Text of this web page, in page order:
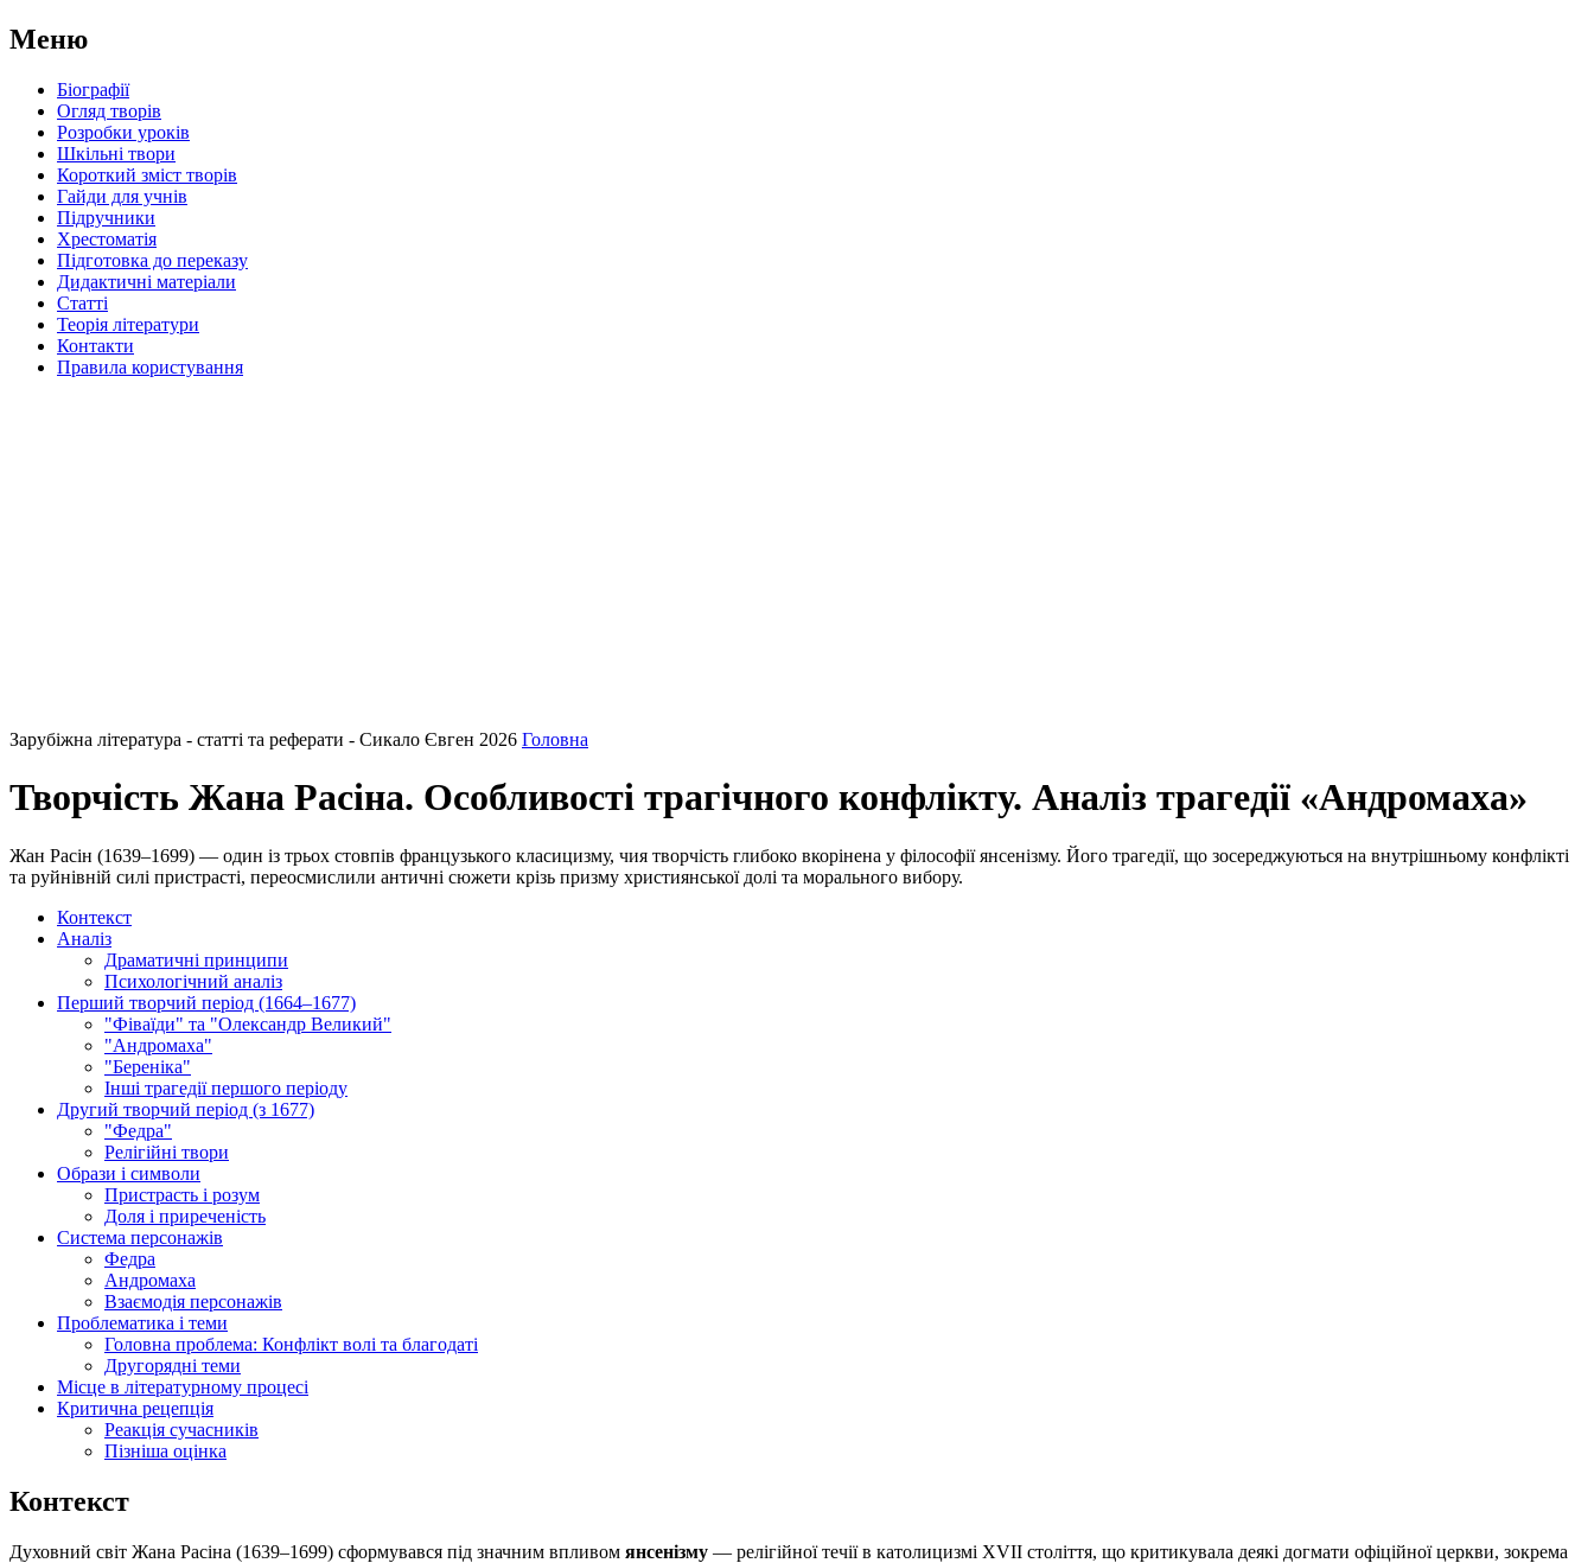
Меню
Біографії
Огляд творів
Розробки уроків
Шкільні твори
Короткий зміст творів
Гайди для учнів
Підручники
Хрестоматія
Підготовка до переказу
Дидактичні матеріали
Статті
Теорія літератури
Контакти
Правила користування
Зарубіжна література - статті та реферати - Сикало Євген 2026 Головна
Творчість Жана Расіна. Особливості трагічного конфлікту. Аналіз трагедії «Андромаха»
Жан Расін (1639–1699) — один із трьох стовпів французького класицизму, чия творчість глибоко вкорінена у філософії янсенізму. Його трагедії, що зосереджуються на внутрішньому конфлікті
та руйнівній силі пристрасті, переосмислили античні сюжети крізь призму християнської долі та морального вибору.
Контекст
Аналіз
Драматичні принципи
Психологічний аналіз
Перший творчий період (1664–1677)
"Фіваїди" та "Олександр Великий"
"Андромаха"
"Береніка"
Інші трагедії першого періоду
Другий творчий період (з 1677)
"Федра"
Релігійні твори
Образи і символи
Пристрасть і розум
Доля і приреченість
Система персонажів
Федра
Андромаха
Взаємодія персонажів
Проблематика і теми
Головна проблема: Конфлікт волі та благодаті
Другорядні теми
Місце в літературному процесі
Критична рецепція
Реакція сучасників
Пізніша оцінка
Контекст
Духовний світ Жана Расіна (1639–1699) сформувався під значним впливом янсенізму — релігійної течії в католицизмі XVII століття, що критикувала деякі догмати офіційної церкви, зокрема